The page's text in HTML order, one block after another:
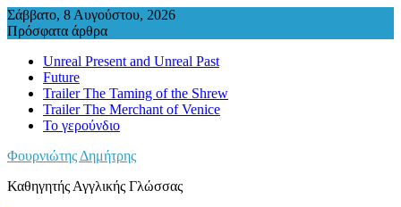
Περάστε
στο
Σάββατο, 8 Αυγούστου, 2026
Πρόσφατα άρθρα
Unreal Present and Unreal Past
Future
Trailer The Taming of the Shrew
Trailer The Merchant of Venice
Το γερούνδιο
Φουρνιώτης Δημήτρης
Καθηγητής Αγγλικής Γλώσσας